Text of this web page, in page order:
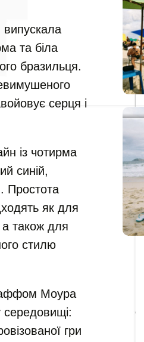
та біла
бразильця.
серця і
із чотирма
синій,
Простота
як для
а також для
стилю
Моура
гри